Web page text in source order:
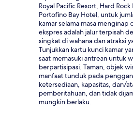
Royal Pacific Resort, Hard
Portofino Bay Hotel, untuk
kamar selama masa menginap
ekspres adalah jalur terpisah
singkat di wahana dan atraksi
Tunjukkan kartu kunci kamar
saat memasuki antrean untuk
berpartisipasi. Taman, objek
manfaat tunduk pada
ketersediaan, kapasitas, dan/
pemberitahuan, dan tidak
mungkin berlaku.